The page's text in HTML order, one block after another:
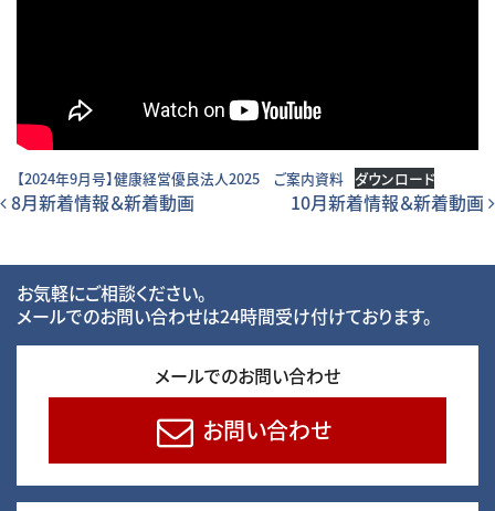
【2024年9月号】健康経営優良法人2025 ご案内資料 ダウンロード
投稿ナビゲーション
8月新着情報＆新着動画 10月新着情報＆新着動画
お気軽にご相談ください。
メールでのお問い合わせは24時間受け付けております。
メールでのお問い合わせ
お問い合わせ